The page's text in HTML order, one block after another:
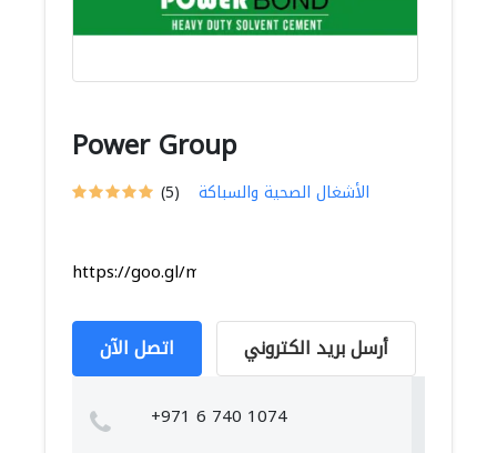
Power Group
(5) الأشغال الصحية والسباكة
https://goo.gl/maps/m8Zm35UsuYbkQyLt9
اتصل الآن أرسل بريد الكتروني
+971 6 740 1074